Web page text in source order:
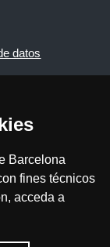
Barcelona
fines técnicos
acceda a
datos
-
6388